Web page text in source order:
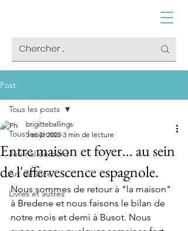
Post
Tous les posts
Journal de bord
Art de vivre
Livres et autres
Tous les posts
Entre maison et foyer... au sein
de l'effervescence espagnole.
brigitteballings
5 août 2023 3 min de lecture
Nous sommes de retour à "la maison"
à Bredene et nous faisons le bilan de
notre mois et demi à Busot. Nous